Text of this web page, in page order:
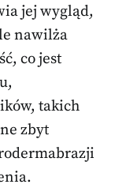
jej wygląd,
nawilża
co jest
takich
zbyt